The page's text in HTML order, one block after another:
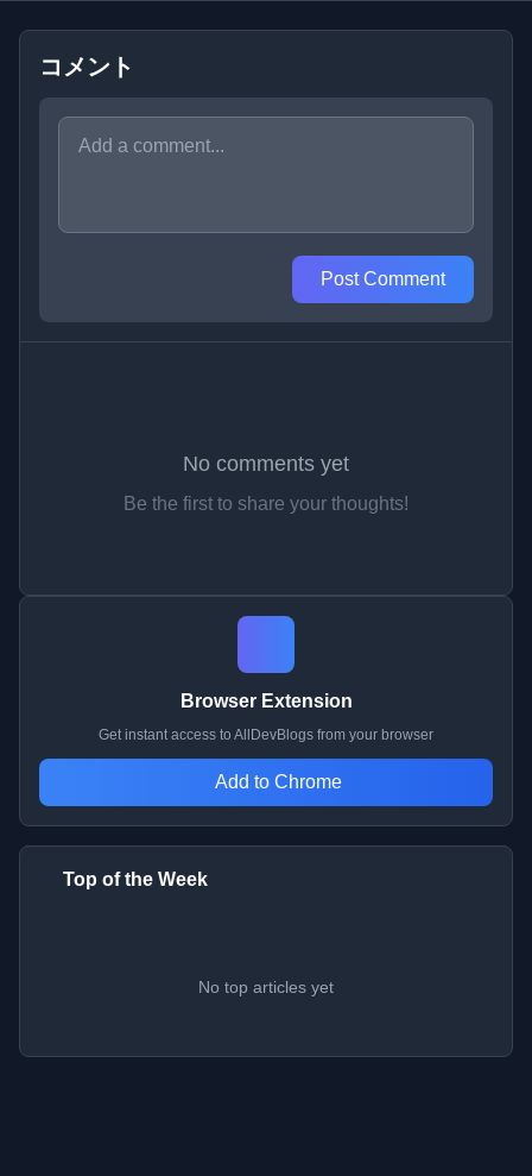
コメント
Post Comment
No comments yet
Be the first to share your thoughts!
Browser Extension
Get instant access to AllDevBlogs from your browser
Add to Chrome
Top of the Week
No top articles yet